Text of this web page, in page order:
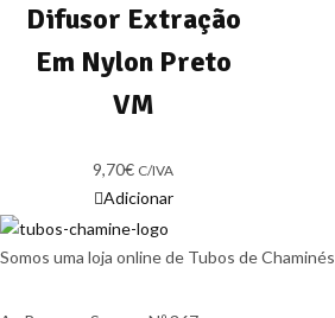
Difusor Extração
Em Nylon Preto
VM
9,70€ C/IVA
Adicionar
Somos uma loja online de Tubos de Chaminés